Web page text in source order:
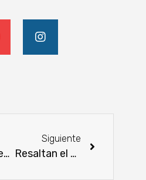
Productores harán una feria agropecuaria este jueves
Siguiente
Resaltan el valor sociocultural de la yerba mate en el Vlll Congreso Sudamericano de Yerba Mate